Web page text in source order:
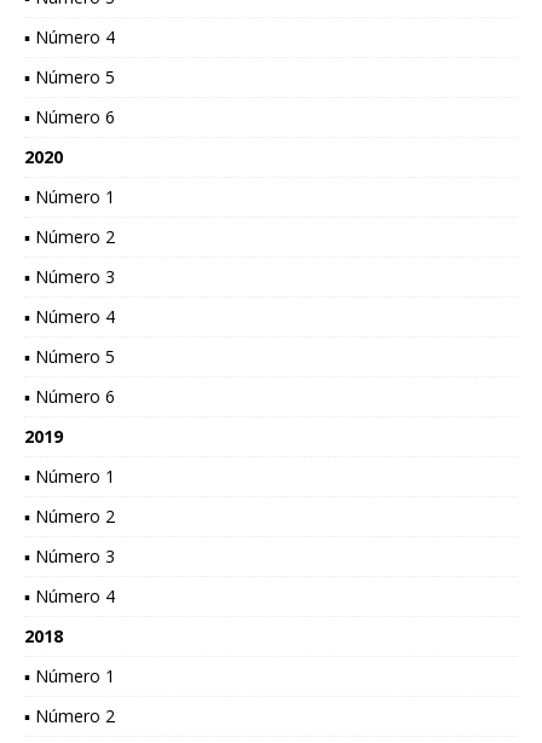
▪ Número 4
▪ Número 5
▪ Número 6
2020
▪ Número 1
▪ Número 2
▪ Número 3
▪ Número 4
▪ Número 5
▪ Número 6
2019
▪ Número 1
▪ Número 2
▪ Número 3
▪ Número 4
2018
▪ Número 1
▪ Número 2